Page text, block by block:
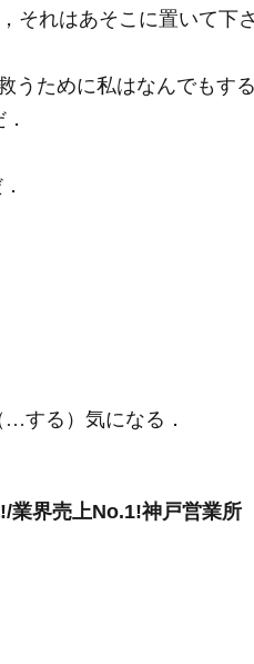
それはあそこに置いて下
うために私はなんでもす
する）気になる．
業界売上No.1!神戸営業所